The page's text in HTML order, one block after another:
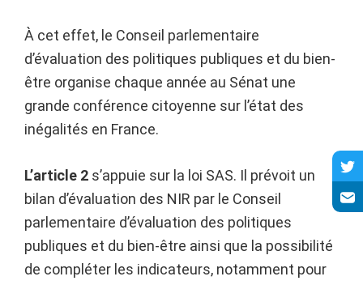
À cet effet, le Conseil parlementaire
d’évaluation des politiques publiques et du bien-
être organise chaque année au Sénat une
grande conférence citoyenne sur l’état des
inégalités en France.
L’article 2 s’appuie sur la loi SAS. Il prévoit un
bilan d’évaluation des NIR par le Conseil
parlementaire d’évaluation des politiques
publiques et du bien-être ainsi que la possibilité
de compléter les indicateurs, notamment pour